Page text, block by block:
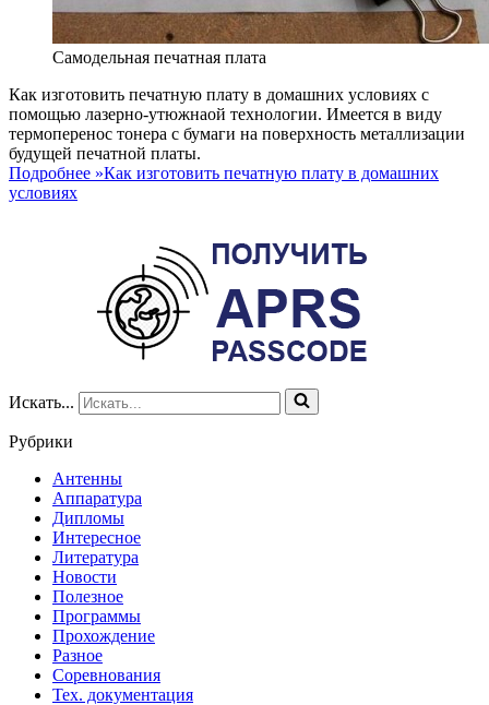
Самодельная печатная плата
Как изготовить печатную плату в домашних условиях с
помощью лазерно-утюжнаой технологии. Имеется в виду
термоперенос тонера с бумаги на поверхность металлизации
будущей печатной платы.
Подробнее »Как изготовить печатную плату в домашних
условиях
Искать...
Рубрики
Антенны
Аппаратура
Дипломы
Интересное
Литература
Новости
Полезное
Программы
Прохождение
Разное
Соревнования
Тех. документация